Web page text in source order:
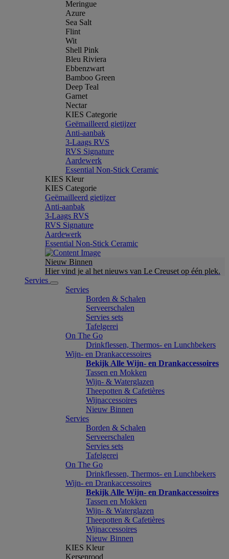
Meringue
Azure
Sea Salt
Flint
Wit
Shell Pink
Bleu Riviera
Ebbenzwart
Bamboo Green
Deep Teal
Garnet
Nectar
KIES Categorie
Geëmailleerd gietijzer
Anti-aanbak
3-Laags RVS
RVS Signature
Aardewerk
Essential Non-Stick Ceramic
KIES Kleur
KIES Categorie
Geëmailleerd gietijzer
Anti-aanbak
3-Laags RVS
RVS Signature
Aardewerk
Essential Non-Stick Ceramic
Nieuw Binnen
Hier vind je al het nieuws van Le Creuset op één plek.
Servies
Servies
Borden & Schalen
Serveerschalen
Servies sets
Tafelgerei
On The Go
Drinkflessen, Thermos- en Lunchbekers
Wijn- en Drankaccessoires
Bekijk Alle Wijn- en Drankaccessoires
Tassen en Mokken
Wijn- & Waterglazen
Theepotten & Cafetières
Wijnaccessoires
Nieuw Binnen
Servies
Borden & Schalen
Serveerschalen
Servies sets
Tafelgerei
On The Go
Drinkflessen, Thermos- en Lunchbekers
Wijn- en Drankaccessoires
Bekijk Alle Wijn- en Drankaccessoires
Tassen en Mokken
Wijn- & Waterglazen
Theepotten & Cafetières
Wijnaccessoires
Nieuw Binnen
KIES Kleur
Kersenrood